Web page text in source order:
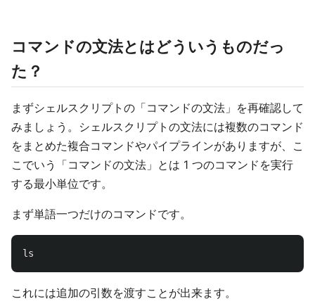
コマンドの文法とはどういうものだっ
た？
まずシェルスクリプトの「コマンドの文法」を再確認して
みましょう。シェルスクリプトの文法には複数のコマンド
をまとめた複合コマンドやパイプラインがありますが、こ
こでいう「コマンドの文法」とは 1 つのコマンドを実行
する最小単位です。
まず単語一つだけのコマンドです。
ls
これには追加の引数を渡すことが出来ます。